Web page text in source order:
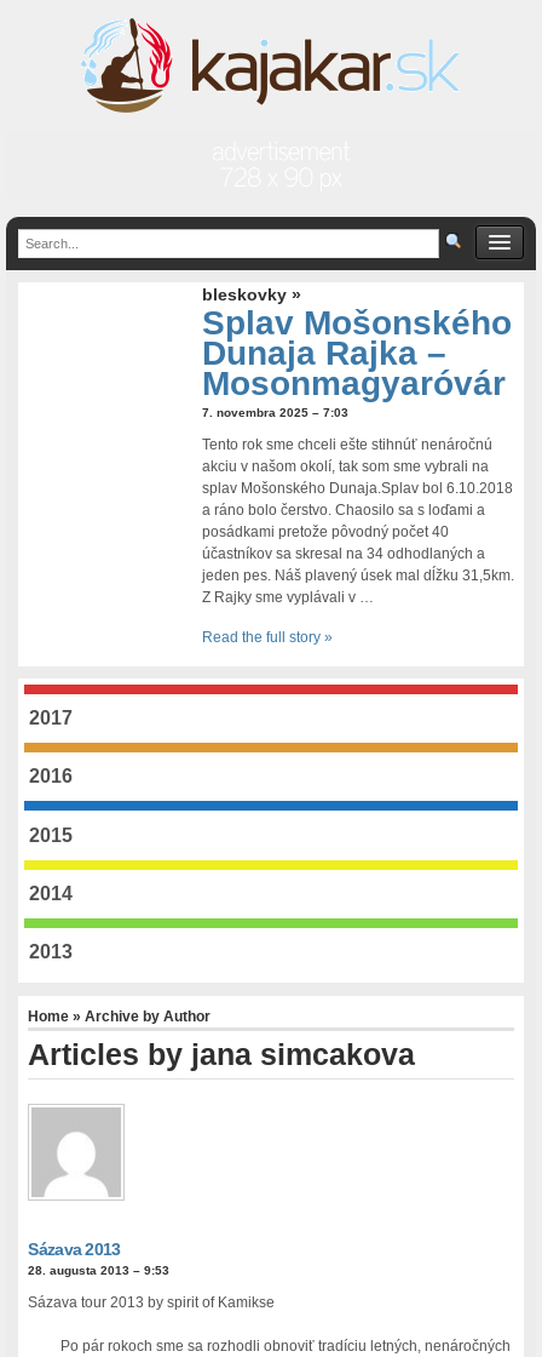
bleskovky »
Splav Mošonského
Dunaja Rajka –
Mosonmagyaróvár
7. novembra 2025 – 7:03
Tento rok sme chceli ešte stihnúť nenáročnú
akciu v našom okolí, tak som sme vybrali na
splav Mošonského Dunaja.Splav bol 6.10.2018
a ráno bolo čerstvo. Chaosilo sa s loďami a
posádkami pretože pôvodný počet 40
účastníkov sa skresal na 34 odhodlaných a
jeden pes. Náš plavený úsek mal dĺžku 31,5km.
Z Rajky sme vyplávali v …
Read the full story »
2017
2016
2015
2014
2013
Home » Archive by Author
Articles by jana simcakova
Sázava 2013
28. augusta 2013 – 9:53
Sázava tour 2013 by spirit of Kamikse
Po pár rokoch sme sa rozhodli obnoviť tradíciu letných, nenáročných